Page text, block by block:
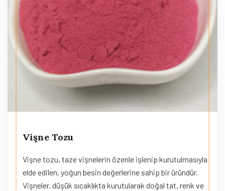
Vişne Tozu
Vişne tozu, taze vişnelerin özenle işlenip kurutulmasıyla
elde edilen, yoğun besin değerlerine sahip bir üründür.
Vişneler, düşük sıcaklıkta kurutularak doğal tat, renk ve